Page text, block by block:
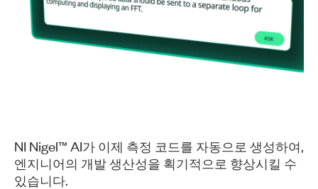
NI Nigel™ AI가 이제 측정 코드를 자동으로 생성하여,
엔지니어의 개발 생산성을 획기적으로 향상시킬 수
있습니다.